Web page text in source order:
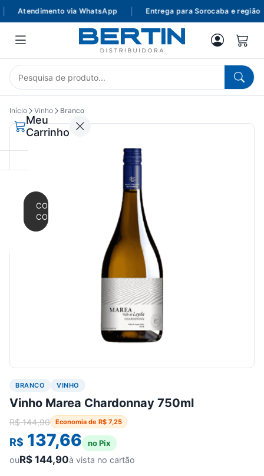
Atendimento via WhatsApp Entrega para Sorocaba e região
Meu
Carrinho
CONTINUAR
COMPRANDO
Início Vinho Branco
BRANCO VINHO
Vinho Marea Chardonnay 750ml
R$144,90 Economia de R$ 7,25
R$ 137,66 no Pix
ouR$ 144,90à vista no cartão